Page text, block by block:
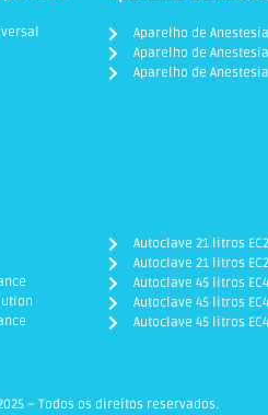
Aparelho de
Aparelho de
Aparelho de
Autoclave 21 litros
Autoclave 21 litros
Autoclave 45 litros
Autoclave 45 litros
Autoclave 45 litros
2025 – Todos os direitos reservados.